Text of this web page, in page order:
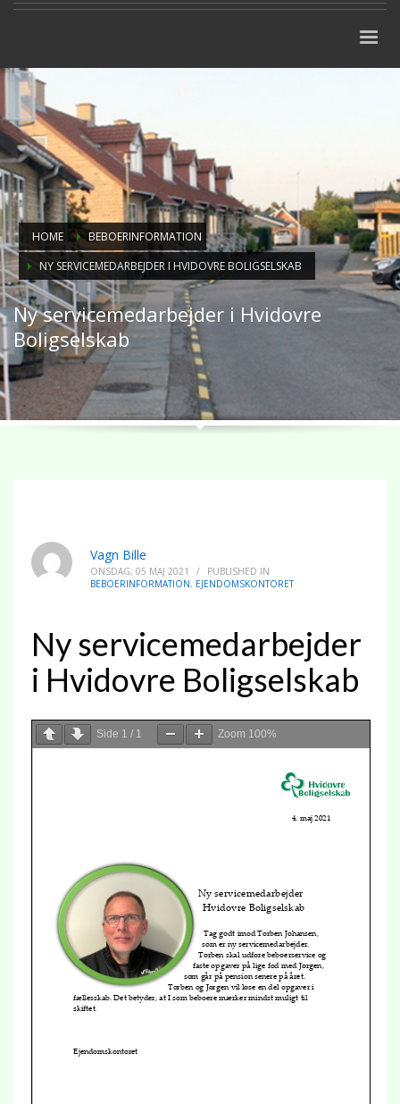
HOME
BEBOERINFORMATION
NY SERVICEMEDARBEJDER I HVIDOVRE BOLIGSELSKAB
Ny servicemedarbejder i Hvidovre
Boligselskab
Vagn Bille
ONSDAG, 05 MAJ 2021 /
PUBLISHED IN
BEBOERINFORMATION, EJENDOMSKONTORET
Ny servicemedarbejder
i Hvidovre Boligselskab
Side 1 / 1 Zoom 100%